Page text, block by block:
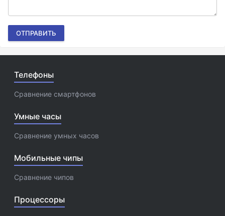
ОТПРАВИТЬ
Телефоны
Сравнение смартфонов
Умные часы
Сравнение умных часов
Мобильные чипы
Сравнение чипов
Процессоры